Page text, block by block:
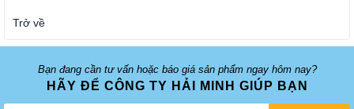
Trở về
Bạn đang cần tư vấn hoặc báo giá sản phẩm ngay hôm nay?
HÃY ĐỂ CÔNG TY HẢI MINH GIÚP BẠN